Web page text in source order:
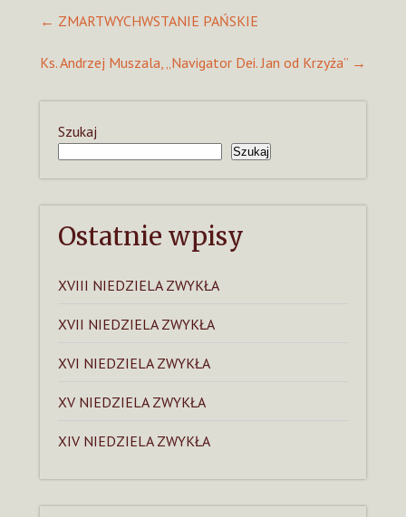
navigation
← ZMARTWYCHWSTANIE PAŃSKIE
Ks. Andrzej Muszala, „Navigator Dei. Jan od Krzyża” →
Szukaj
Szukaj
Ostatnie wpisy
XVIII NIEDZIELA ZWYKŁA
XVII NIEDZIELA ZWYKŁA
XVI NIEDZIELA ZWYKŁA
XV NIEDZIELA ZWYKŁA
XIV NIEDZIELA ZWYKŁA